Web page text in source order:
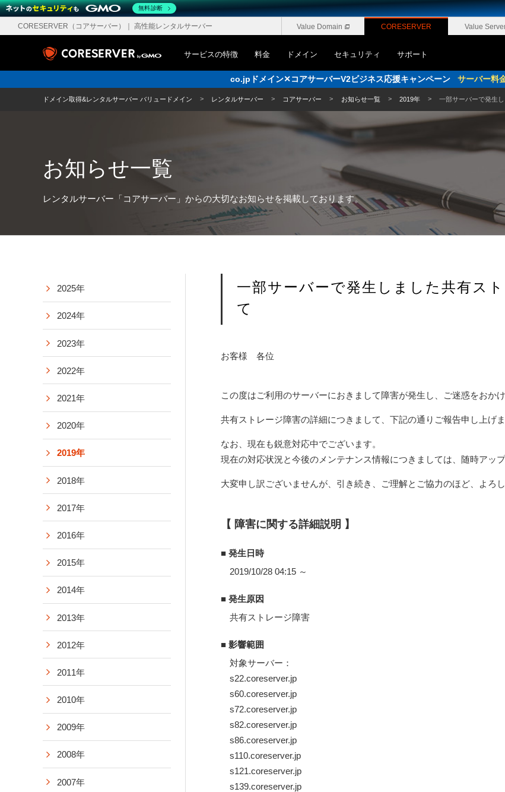
CORESERVER（コアサーバー） ｜ 高性能レンタルサーバー Value Domain CORESERVER Value
サービスの特徴 料金 ドメイン セキュリティ サポート
co.jpドメイン✕コアサーバーV2ビジネス応援キャンペーン サーバー料
ドメイン取得&レンタルサーバー バリュードメイン レンタルサーバー コアサーバー お知らせ一覧 2019年 一部サーバーで発生
お知らせ一覧
レンタルサーバー「コアサーバー」からの大切なお知らせを掲載しております。
一部サーバーで発生しました共有ス
て
お客様 各位
この度はご利用のサーバーにおきまして障害が発生し、ご迷惑をおか
共有ストレージ障害の詳細につきまして、下記の通りご報告申し上げま
なお、現在も鋭意対応中でございます。
現在の対応状況と今後のメンテナンス情報につきましては、随時アッ
大変申し訳ございませんが、引き続き、ご理解とご協力のほど、よろ
【 障害に関する詳細説明 】
■ 発生日時
2019/10/28 04:15 ～
■ 発生原因
共有ストレージ障害
■ 影響範囲
対象サーバー：
s22.coreserver.jp
s60.coreserver.jp
s72.coreserver.jp
s82.coreserver.jp
s86.coreserver.jp
s110.coreserver.jp
s121.coreserver.jp
s139.coreserver.jp
2025年
2024年
2023年
2022年
2021年
2020年
2019年
2018年
2017年
2016年
2015年
2014年
2013年
2012年
2011年
2010年
2009年
2008年
2007年
無料診断